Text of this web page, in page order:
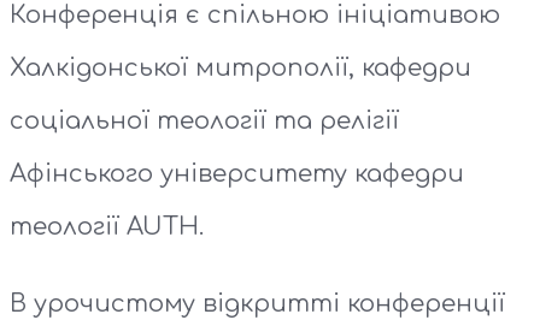
Конференція є спільною ініціативою
Халкідонської митрополії, кафедри
соціальної теології та релігії
Афінського університету кафедри
теології AUTH.
В урочистому відкритті конференції